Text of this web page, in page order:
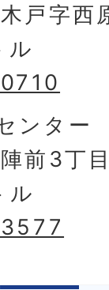
戸字西
ル
ンター
前3丁
ル